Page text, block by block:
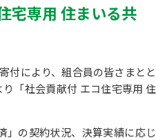
宅専用 住まいる共
付により、組合員の皆さまとと
「社会貢献付 エコ住宅専用 住
」の契約状況、決算実績に応じ